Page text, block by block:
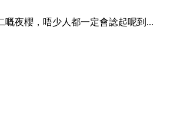
嘅夜櫻，唔少人都一定會諗起呢到...